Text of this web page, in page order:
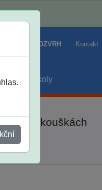
ROZVRH Kontakt
školy
zkouškách